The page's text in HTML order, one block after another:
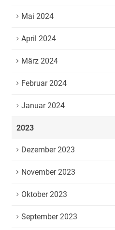
Mai 2024
April 2024
März 2024
Februar 2024
Januar 2024
2023
Dezember 2023
November 2023
Oktober 2023
September 2023